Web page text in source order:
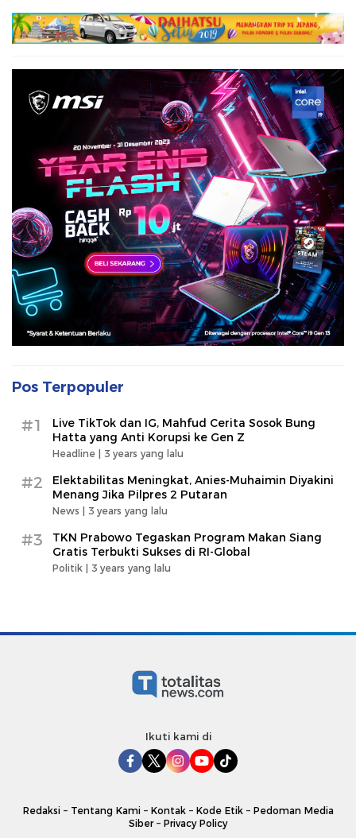
Pos Terpopuler
#1
Live TikTok dan IG, Mahfud Cerita Sosok Bung
Hatta yang Anti Korupsi ke Gen Z
Headline | 3 years yang lalu
#2
Elektabilitas Meningkat, Anies-Muhaimin Diyakini
Menang Jika Pilpres 2 Putaran
News | 3 years yang lalu
#3
TKN Prabowo Tegaskan Program Makan Siang
Gratis Terbukti Sukses di RI-Global
Politik | 3 years yang lalu
Ikuti kami di
Redaksi – Tentang Kami – Kontak– Kode Etik– Pedoman Media
Siber– Privacy Policy